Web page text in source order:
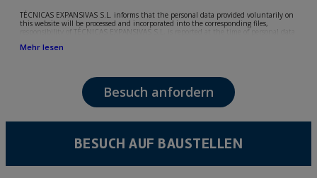
TÉCNICAS EXPANSIVAS S.L. informs that the personal data provided voluntarily on
this website will be processed and incorporated into the corresponding files,
responsibility of TÉCNICAS EXPANSIVAS S.L, is reported at the time of personal data
following: attention to your referred request, complaint or question, established
The data in our files are strictly confidential and shall be treated with the utmost
confidentiality and shall comply with all the requirements provided for the General
Data Protection Regulation (GDPR) 2016.
According to Data Protection legislation, you are strongly advised not to send high-
encrypted. Should these details be sent, it is done so under your sole responsibility.
and opposition under the provisions of the General Data Protection Regulation
Mehr lesen
Besuch anfordern
BESUCH AUF BAUSTELLEN